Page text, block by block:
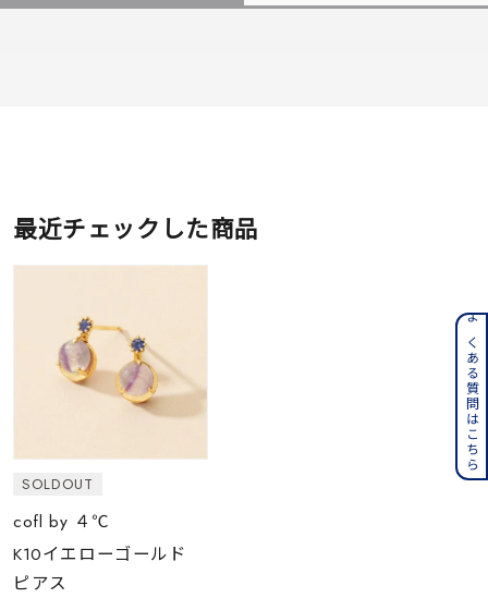
最近チェックした商品
SOLDOUT
cofl by ４℃
K10イエローゴールド
ピアス
よくある質問はこちら